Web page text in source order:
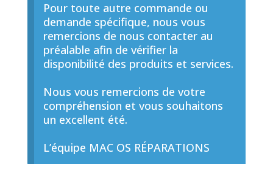
Pour toute autre commande ou
demande spécifique, nous vous
remercions de nous contacter au
préalable afin de vérifier la
disponibilité des produits et services.
Nous vous remercions de votre
compréhension et vous souhaitons
un excellent été.
L’équipe MAC OS RÉPARATIONS